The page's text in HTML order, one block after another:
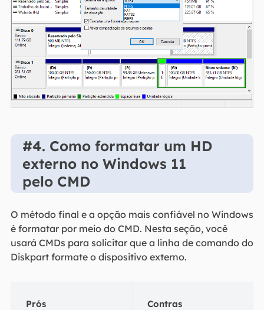
#4. Como formatar um HD
externo no Windows 11
pelo CMD
O método final e a opção mais confiável no Windows
é formatar por meio do CMD. Nesta seção, você
usará CMDs para solicitar que a linha de comando do
Diskpart formate o dispositivo externo.
Prós Contras